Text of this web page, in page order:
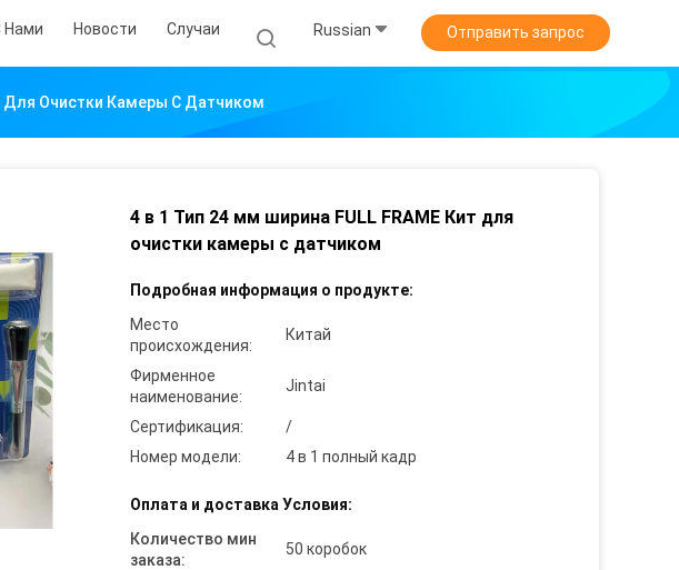
Нами Новости Случаи Russian Отправить запрос
Для Очистки Камеры С Датчиком
4 в 1 Тип 24 мм ширина FULL FRAME Кит для
очистки камеры с датчиком
Подробная информация о продукте:
Место
происхождения:
Китай
Фирменное
наименование:
Jintai
Сертификация:
/
Номер модели:
4 в 1 полный кадр
Оплата и доставка Условия:
Количество мин
заказа:
50 коробок